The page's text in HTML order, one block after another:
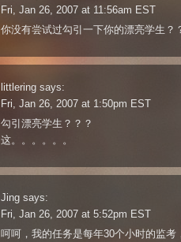
Fri, Jan 26, 2007 at 11:56am EST
你没有尝试过勾引一下你的漂亮学生？
littlering says:
Fri, Jan 26, 2007 at 1:50pm EST
勾引漂亮学生？？？
这。。。。。。
Jing says:
Fri, Jan 26, 2007 at 5:52pm EST
呵呵，我的任务是每年30个小时的监